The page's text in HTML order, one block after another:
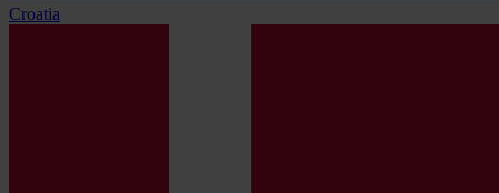
Croatia